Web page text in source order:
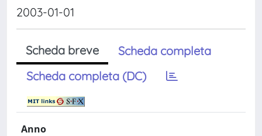
2003-01-01
Scheda breve
Scheda completa
Scheda completa (DC)
Anno